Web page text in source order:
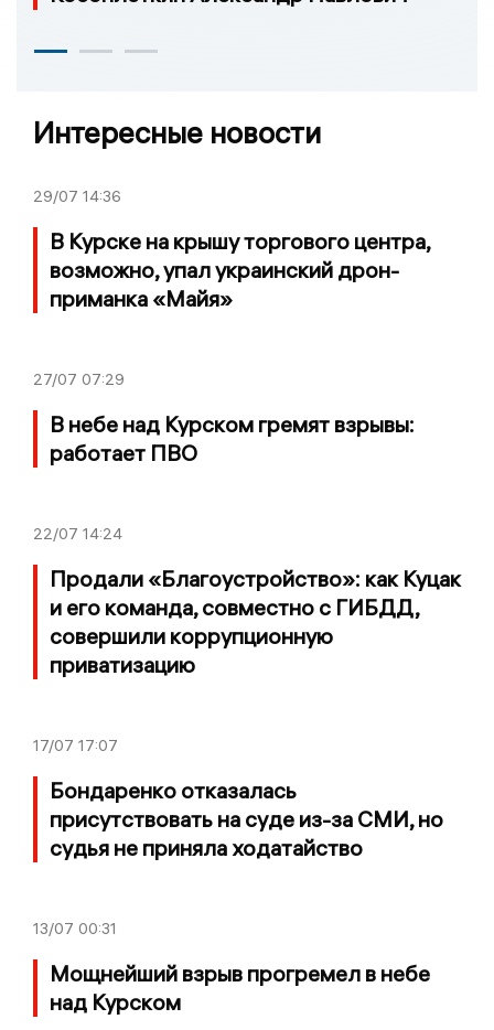
Интересные новости
29/07 14:36
В Курске на крышу торгового центра,
возможно, упал украинский дрон-
приманка «Майя»
27/07 07:29
В небе над Курском гремят взрывы:
работает ПВО
22/07 14:24
Продали «Благоустройство»: как Куцак
и его команда, совместно с ГИБДД,
совершили коррупционную
приватизацию
17/07 17:07
Бондаренко отказалась
присутствовать на суде из-за СМИ, но
судья не приняла ходатайство
13/07 00:31
Мощнейший взрыв прогремел в небе
над Курском